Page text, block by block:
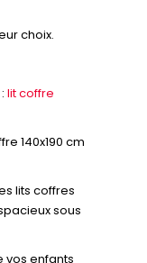
choix.
:lit coffre
140x190 cm
lits coffres
sous
vos enfants